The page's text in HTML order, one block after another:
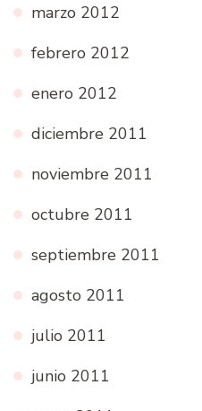
marzo 2012
febrero 2012
enero 2012
diciembre 2011
noviembre 2011
octubre 2011
septiembre 2011
agosto 2011
julio 2011
junio 2011